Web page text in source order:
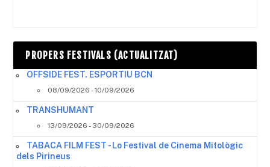
PROPERS FESTIVALS (ACTUALITZAT)
OFFSIDE FEST. ESPORTIU BCN
08/09/2026 - 10/09/2026
TRANSHUMANT
13/09/2026 - 30/09/2026
TABACA FILM FEST - Lo Festival de Cinema Mitològic
dels Pirineus